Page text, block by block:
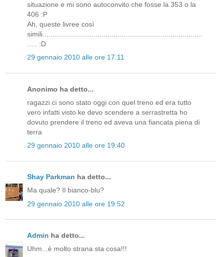
situazione e mi sono autoconvito che fosse la 353 o la
406 :P
Ah, queste livree così
simili.................................................................................
..... :D
29 gennaio 2010 alle ore 17:11
Anonimo ha detto...
ragazzi ci sono stato oggi con quel treno ed era tutto
vero infatti visto ke devo scendere a serrastretta ho
dovuto prendere il treno ed aveva una fiancata piena di
terra
29 gennaio 2010 alle ore 19:40
Shay Parkman ha detto...
Ma quale? Il bianco-blu?
29 gennaio 2010 alle ore 19:52
Admin ha detto...
Uhm...è molto strana sta cosa!!!